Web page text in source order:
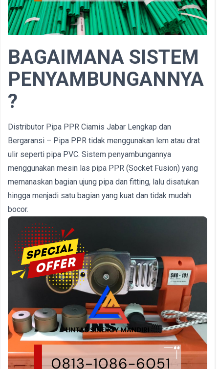
BAGAIMANA SISTEM
PENYAMBUNGANNYA
?
Distributor Pipa PPR Ciamis Jabar Lengkap dan
Bergaransi – Pipa PPR tidak menggunakan lem atau drat
ulir seperti pipa PVC. Sistem penyambungannya
menggunakan mesin las pipa PPR (Socket Fusion) yang
memanaskan bagian ujung pipa dan fitting, lalu disatukan
hingga menjadi satu bagian yang kuat dan tidak mudah
bocor.